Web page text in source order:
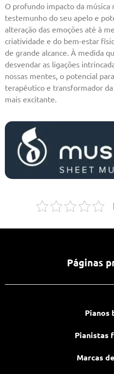
O profundo impacto da música
testemunho do seu apelo e
alteração das emoções até à
criatividade e do bem-estar
de grande alcance. À medida
desvendar as ligações
nossas mentes, o potencial
terapêutico e transformador
mais excitante.
Páginas
Pianos
Pianistas
Marcas